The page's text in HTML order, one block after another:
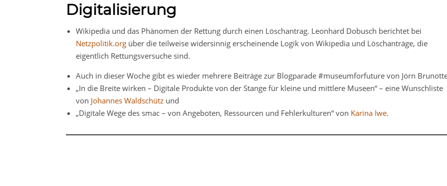
Digitalisierung
Wikipedia und das Phänomen der Rettung durch einen Löschantrag. Leonhard Dobusch berichtet bei
Netzpolitik.org über die teilweise widersinnig erscheinende Logik von Wikipedia und Löschanträge, die
eigentlich Rettungsversuche sind.
Auch in dieser Woche gibt es wieder mehrere Beiträge zur Blogparade #museumforfuture von Jörn
„In die Breite wirken – Digitale Produkte von der Stange für kleine und mittlere Museen“ – eine Wunschliste
von Johannes Waldschütz und
„Digitale Wege des smac – von Angeboten, Ressourcen und Fehlerkulturen“ von Karina Iwe.